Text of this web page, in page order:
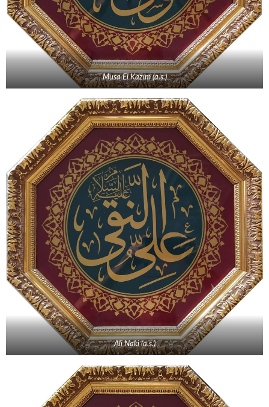
Musa El Kazım (a.s.)
Ali Naki (a.s.)